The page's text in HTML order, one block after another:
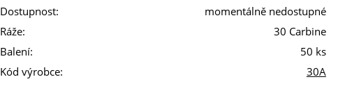
Dostupnost:
momentálně nedostupné
Ráže:
30 Carbine
Balení:
50 ks
Kód výrobce:
30A